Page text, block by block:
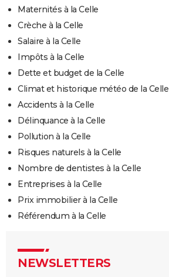
Maternités à la Celle
Crèche à la Celle
Salaire à la Celle
Impôts à la Celle
Dette et budget de la Celle
Climat et historique météo de la Celle
Accidents à la Celle
Délinquance à la Celle
Pollution à la Celle
Risques naturels à la Celle
Nombre de dentistes à la Celle
Entreprises à la Celle
Prix immobilier à la Celle
Référendum à la Celle
NEWSLETTERS